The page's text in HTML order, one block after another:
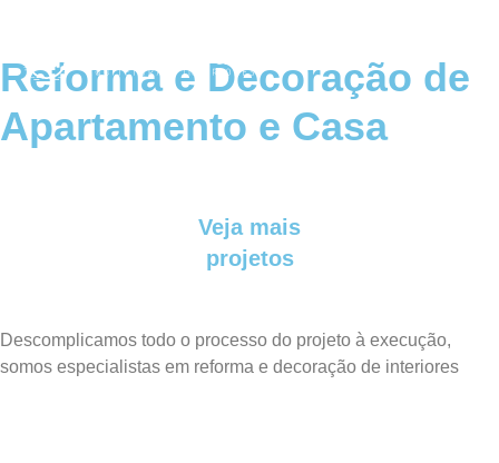
Reforma e Decoração de
Apartamento e Casa
Veja mais
projetos
Descomplicamos todo o processo do projeto à execução,
somos especialistas em reforma e decoração de interiores